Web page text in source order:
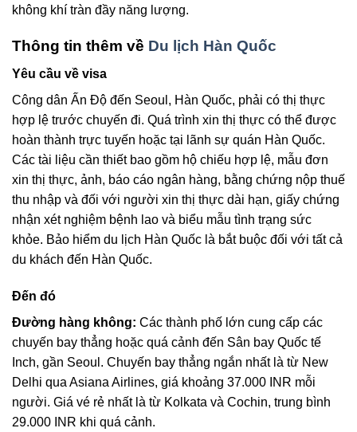
không khí tràn đầy năng lượng.
Thông tin thêm về Du lịch Hàn Quốc
Yêu cầu về visa
Công dân Ấn Độ đến Seoul, Hàn Quốc, phải có thị thực
hợp lệ trước chuyến đi. Quá trình xin thị thực có thể được
hoàn thành trực tuyến hoặc tại lãnh sự quán Hàn Quốc.
Các tài liệu cần thiết bao gồm hộ chiếu hợp lệ, mẫu đơn
xin thị thực, ảnh, báo cáo ngân hàng, bằng chứng nộp thuế
thu nhập và đối với người xin thị thực dài hạn, giấy chứng
nhận xét nghiệm bệnh lao và biểu mẫu tình trạng sức
khỏe. Bảo hiểm du lịch Hàn Quốc là bắt buộc đối với tất cả
du khách đến Hàn Quốc.
Đến đó
Đường hàng không: Các thành phố lớn cung cấp các
chuyến bay thẳng hoặc quá cảnh đến Sân bay Quốc tế
Inch, gần Seoul. Chuyến bay thẳng ngắn nhất là từ New
Delhi qua Asiana Airlines, giá khoảng 37.000 INR mỗi
người. Giá vé rẻ nhất là từ Kolkata và Cochin, trung bình
29.000 INR khi quá cảnh.